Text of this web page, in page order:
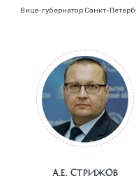
Вице-губернатор Санкт-
А.Е. Стрижов